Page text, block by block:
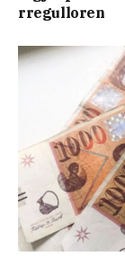
rregulloren